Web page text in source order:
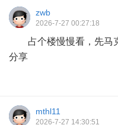
zwb
2026-7-27 00:27:18
占个楼慢慢看，先马
分享
mthl11
2026-7-27 14:30:51